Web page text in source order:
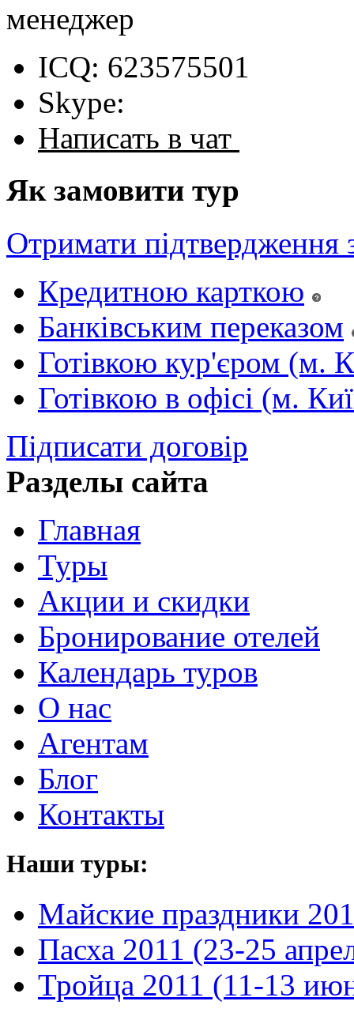
менеджер
ICQ: 623575501
Skype:
Написать в чат
Як замовити тур
Отримати підтвердження
Кредитною карткою
Банківським переказом
Готівкою кур'єром (м.
Готівкою в офісі (м.
Підписати договір
Разделы сайта
Главная
Туры
Акции и скидки
Бронирование отелей
Календарь туров
О нас
Агентам
Блог
Контакты
Наши туры:
Майские праздники
Пасха 2011 (23-25
Тройца 2011 (11-13